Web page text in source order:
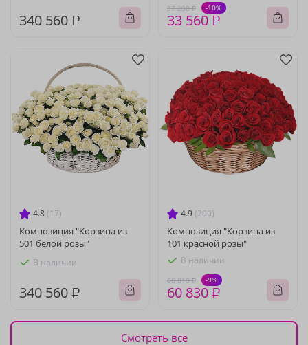
340 560 ₽
37 290 ₽ -10%
33 560 ₽
4.8 (17)
Композиция "Корзина из
501 белой розы"
В наличии
340 560 ₽
4.9 (200)
Композиция "Корзина из
101 красной розы"
В наличии
66 810 ₽ -9%
60 830 ₽
Смотреть все